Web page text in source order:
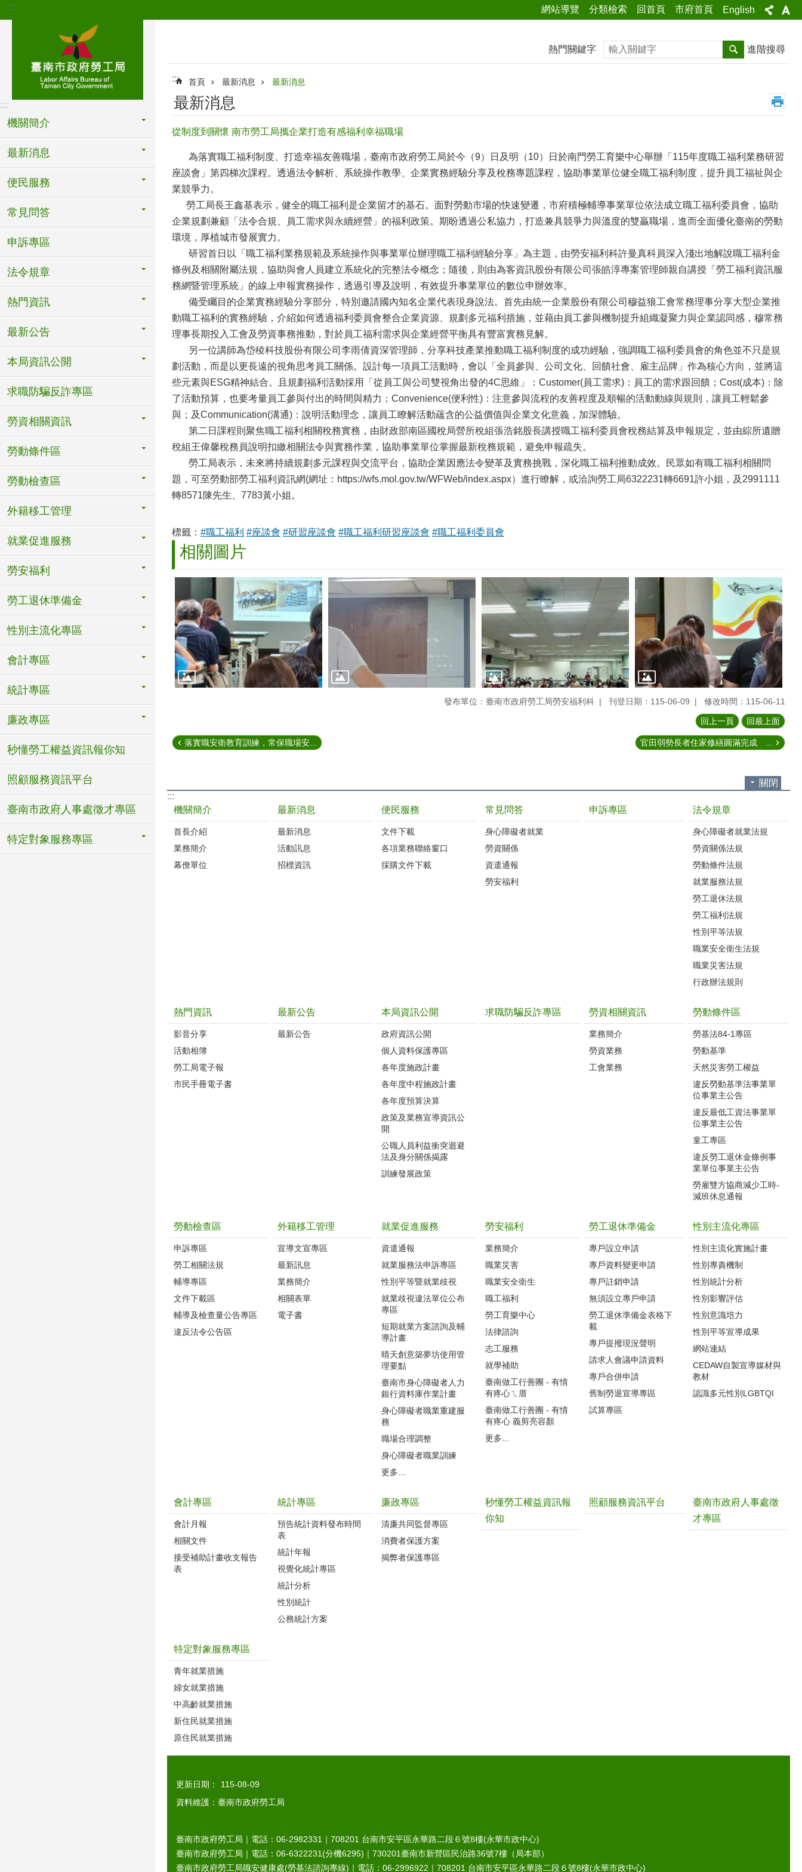
跳到主要內容區塊
::: 網站導覽 分類檢索 回首頁 市府首頁 English
:::
機關簡介
最新消息
便民服務
常見問答
申訴專區
法令規章
熱門資訊
最新公告
本局資訊公開
求職防騙反詐專區
勞資相關資訊
勞動條件區
勞動檢查區
外籍移工管理
就業促進服務
勞安福利
勞工退休準備金
性別主流化專區
會計專區
統計專區
廉政專區
秒懂勞工權益資訊報你知
照顧服務資訊平台
臺南市政府人事處徵才專區
特定對象服務專區
熱門關鍵字 搜尋 進階搜尋
::: 首頁 最新消息 最新消息
最新消息
從制度到關懷 南市勞工局攜企業打造有感福利幸福職場
為落實職工福利制度、打造幸福友善職場，臺南市政府勞工局於今（9）日及明（10）日於南門勞工育樂中心舉辦「115年度職工福利業務研習
座談會」第四梯次課程。透過法令解析、系統操作教學、企業實務經驗分享及稅務專題課程，協助事業單位健全職工福利制度，提升員工福祉與企
業競爭力。
勞工局長王鑫基表示，健全的職工福利是企業留才的基石。面對勞動市場的快速變遷，市府積極輔導事業單位依法成立職工福利委員會，協助
企業規劃兼顧「法令合規、員工需求與永續經營」的福利政策。期盼透過公私協力，打造兼具競爭力與溫度的雙贏職場，進而全面優化臺南的勞動
環境，厚植城市發展實力。
研習首日以「職工福利業務規範及系統操作與事業單位辦理職工福利經驗分享」為主題，由勞安福利科許曼真科員深入淺出地解說職工福利金
條例及相關附屬法規，協助與會人員建立系統化的完整法令概念；隨後，則由為客資訊股份有限公司張皓淳專案管理師親自講授「勞工福利資訊服
務網暨管理系統」的線上申報實務操作，透過引導及說明，有效提升事業單位的數位申辦效率。
備受矚目的企業實務經驗分享部分，特別邀請國內知名企業代表現身說法。首先由統一企業股份有限公司穆益狼工會常務理事分享大型企業推
動職工福利的實務經驗，介紹如何透過福利委員會整合企業資源、規劃多元福利措施，並藉由員工參與機制提升組織凝聚力與企業認同感，穆常務
理事長期投入工會及勞資事務推動，對於員工福利需求與企業經營平衡具有豐富實務見解。
另一位講師為岱稜科技股份有限公司李雨倩資深管理師，分享科技產業推動職工福利制度的成功經驗，強調職工福利委員會的角色並不只是規
劃活動，而是以更長遠的視角思考員工關係。設計每一項員工活動時，會以「全員參與、公司文化、回饋社會、雇主品牌」作為核心方向，並將這
些元素與ESG精神結合。且規劃福利活動採用「從員工與公司雙視角出發的4C思維」：Customer(員工需求)：員工的需求跟回饋；Cost(成本)：除
了活動預算，也要考量員工參與付出的時間與精力；Convenience(便利性)：注意參與流程的友善程度及順暢的活動動線與規則，讓員工輕鬆參
與；及Communication(溝通)：說明活動理念，讓員工瞭解活動蘊含的公益價值與企業文化意義，加深體驗。
第二日課程則聚焦職工福利相關稅務實務，由財政部南區國稅局營所稅組張浩銘股長講授職工福利委員會稅務結算及申報規定，並由綜所遺贈
稅組王偉馨稅務員說明扣繳相關法令與實務作業，協助事業單位掌握最新稅務規範，避免申報疏失。
勞工局表示，未來將持續規劃多元課程與交流平台，協助企業因應法令變革及實務挑戰，深化職工福利推動成效。民眾如有職工福利相關問
題，可至勞動部勞工福利資訊網(網址：https://wfs.mol.gov.tw/WFWeb/index.aspx）進行瞭解，或洽詢勞工局6322231轉6691許小姐，及2991111
轉8571陳先生、7783黃小姐。
標籤： #職工福利 #座談會 #研習座談會 #職工福利研習座談會 #職工福利委員會
相關圖片
發布單位：臺南市政府勞工局勞安福利科 刊登日期：115-06-09 修改時間：115-06-11
回上一頁 回最上面
落實職安衛教育訓練，常保職場安... 官田弱勢長者住家修繕圓滿完成 ...
關閉
:::
機關簡介
首長介紹
業務簡介
幕僚單位
最新消息
最新消息
活動訊息
招標資訊
便民服務
文件下載
各項業務聯絡窗口
採購文件下載
常見問答
身心障礙者就業
勞資關係
資遣通報
勞安福利
申訴專區 法令規章
身心障礙者就業法規
勞資關係法規
勞動條件法規
就業服務法規
勞工退休法規
勞工福利法規
性別平等法規
職業安全衛生法規
職業災害法規
行政辦法規則
熱門資訊
影音分享
活動相簿
勞工局電子報
市民手冊電子書
最新公告
最新公告
本局資訊公開
政府資訊公開
個人資料保護專區
各年度施政計畫
各年度中程施政計畫
各年度預算決算
政策及業務宣導資訊公
開
公職人員利益衝突迴避
法及身分關係揭露
訓練發展政策
求職防騙反詐專區 勞資相關資訊
業務簡介
勞資業務
工會業務
勞動條件區
勞基法84-1專區
勞動基準
天然災害勞工權益
違反勞動基準法事業單
位事業主公告
違反最低工資法事業單
位事業主公告
童工專區
違反勞工退休金條例事
業單位事業主公告
勞雇雙方協商減少工時-
減班休息通報
勞動檢查區
申訴專區
勞工相關法規
輔導專區
文件下載區
輔導及檢查量公告專區
違反法令公告區
外籍移工管理
宣導文宣專區
最新訊息
業務簡介
相關表單
電子書
就業促進服務
資遣通報
就業服務法申訴專區
性別平等暨就業歧視
就業歧視違法單位公布
專區
短期就業方案諮詢及輔
導計畫
晴天創意築夢坊使用管
理要點
臺南市身心障礙者人力
銀行資料庫作業計畫
身心障礙者職業重建服
務
職場合理調整
身心障礙者職業訓練
更多...
勞安福利
業務簡介
職業災害
職業安全衛生
職工福利
勞工育樂中心
法律諮詢
志工服務
就學補助
臺南做工行善團 - 有情
有疼心ㄟ厝
臺南做工行善團 - 有情
有疼心 義剪亮容顏
更多...
勞工退休準備金
專戶設立申請
專戶資料變更申請
專戶註銷申請
無須設立專戶申請
勞工退休準備金表格下
載
專戶提撥現況聲明
請求人會議申請資料
專戶合併申請
舊制勞退宣導專區
試算專區
性別主流化專區
性別主流化實施計畫
性別專責機制
性別統計分析
性別影響評估
性別意識培力
性別平等宣導成果
網站連結
CEDAW自製宣導媒材與
教材
認識多元性別LGBTQI
會計專區
會計月報
相關文件
接受補助計畫收支報告
表
統計專區
預告統計資料發布時間
表
統計年報
視覺化統計專區
統計分析
性別統計
公務統計方案
廉政專區
清廉共同監督專區
消費者保護方案
揭弊者保護專區
秒懂勞工權益資訊報
你知
照顧服務資訊平台
臺南市政府人事處徵
才專區
特定對象服務專區
青年就業措施
婦女就業措施
中高齡就業措施
新住民就業措施
原住民就業措施
更新日期：
115-08-09
資料維護：臺南市政府勞工局
臺南市政府勞工局｜電話：06-2982331｜ 708201 台南市安平區永華路二段６號8樓(永華市政中心)
臺南市政府勞工局｜電話：06-6322231(分機6295)｜ 730201臺南市新營區民治路36號7樓（局本部）
臺南市政府勞工局職安健康處(勞基法諮詢專線)｜電話：06-2996922｜ 708201 台南市安平區永華路二段６號8樓(永華市政中心)